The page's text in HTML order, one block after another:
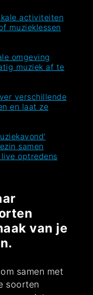
activiteiten
muzieklessen
omgeving
muziek af te
verschillende
en laat ze
samen
optredens
van je
samen met
soorten